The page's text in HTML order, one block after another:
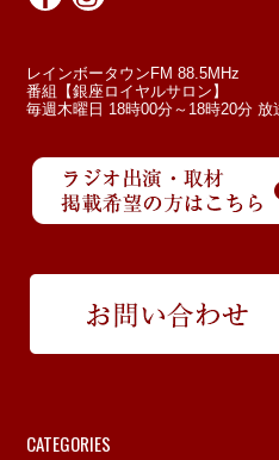
レインボータウンFM 88.5MHz
番組【銀座ロイヤルサロン】
毎週木曜日 18時00分～18時20分 放
CATEGORIES